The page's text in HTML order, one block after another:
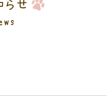
らせ